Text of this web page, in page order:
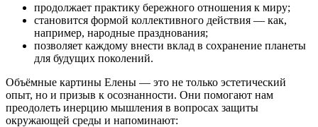
продолжает практику бережного отношения к миру;
становится формой коллективного действия — как,
например, народные празднования;
позволяет каждому внести вклад в сохранение планеты
для будущих поколений.
Объёмные картины Елены — это не только эстетический
опыт, но и призыв к осознанности. Они помогают нам
преодолеть инерцию мышления в вопросах защиты
окружающей среды и напоминают: